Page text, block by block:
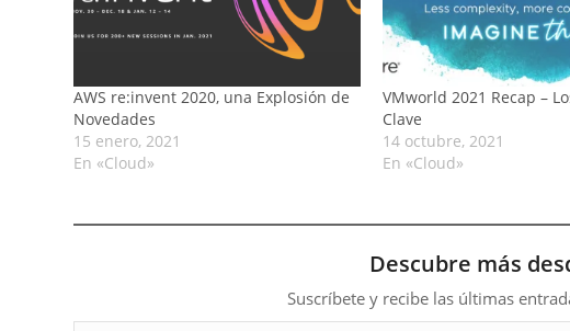
AWS re:invent 2020, una Explosión de
Novedades
15 enero, 2021
En «Cloud»
VMworld 2021 Recap –
Clave
14 octubre, 2021
En «Cloud»
Descubre más
Suscríbete y recibe las últimas
Escribe tu correo electrónico…